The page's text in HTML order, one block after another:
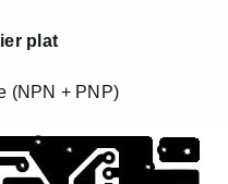
plat
(NPN + PNP)